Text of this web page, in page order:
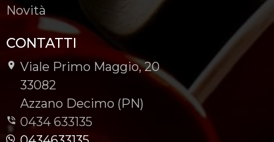
Novità
CONTATTI
Viale Primo Maggio, 20
-
33082
-
Azzano Decimo (PN)
0434 633135